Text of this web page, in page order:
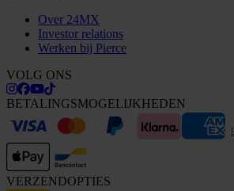
Over 24MX
Investor relations
Werken bij Pierce
VOLG ONS
BETALINGSMOGELIJKHEDEN
VERZENDOPTIES